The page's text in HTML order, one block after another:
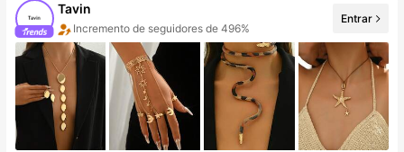
Tavin
Incremento de seguidores de 496%
Entrar